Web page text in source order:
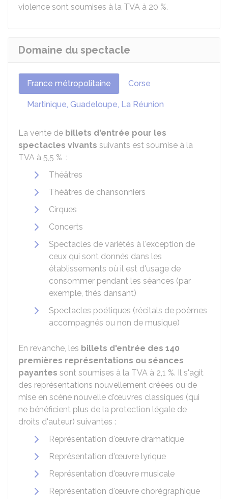
violence sont soumises à la TVA à 20 %.
Domaine du spectacle
France métropolitaine Corse
Martinique, Guadeloupe, La Réunion
La vente de billets d'entrée pour les
spectacles vivants suivants est soumise à la
TVA à 5,5 % :
Théâtres
Théâtres de chansonniers
Cirques
Concerts
Spectacles de variétés à l'exception de
ceux qui sont donnés dans les
établissements où il est d'usage de
consommer pendant les séances (par
exemple, thés dansant)
Spectacles poétiques (récitals de poèmes
accompagnés ou non de musique)
En revanche, les billets d'entrée des 140
premières représentations ou séances
payantes sont soumises à la TVA à 2,1 %. Il s'agit
des représentations nouvellement créées ou de
mise en scène nouvelle d'œuvres classiques (qui
ne bénéficient plus de la protection légale de
droits d'auteur) suivantes :
Représentation d'œuvre dramatique
Représentation d'œuvre lyrique
Représentation d'œuvre musicale
Représentation d'œuvre chorégraphique